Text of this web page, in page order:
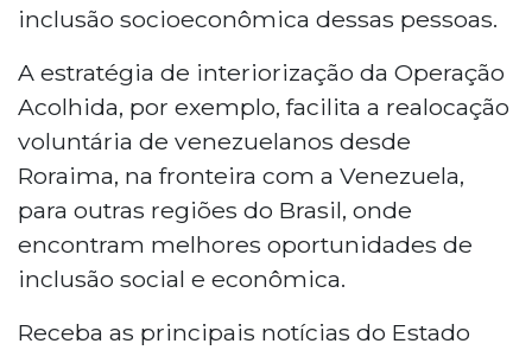
inclusão socioeconômica dessas pessoas.
A estratégia de interiorização da Operação
Acolhida, por exemplo, facilita a realocação
voluntária de venezuelanos desde
Roraima, na fronteira com a Venezuela,
para outras regiões do Brasil, onde
encontram melhores oportunidades de
inclusão social e econômica.
Receba as principais notícias do Estado